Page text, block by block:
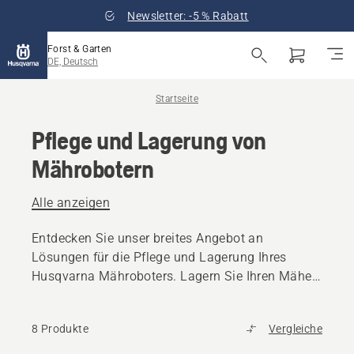
Newsletter: -5 % Rabatt
Forst & Garten
DE, Deutsch
Startseite
Pflege und Lagerung von
Mährobotern
Alle anzeigen
Entdecken Sie unser breites Angebot an
Lösungen für die Pflege und Lagerung Ihres
Husqvarna Mähroboters. Lagern Sie Ihren Mäher
8 Produkte Vergleiche